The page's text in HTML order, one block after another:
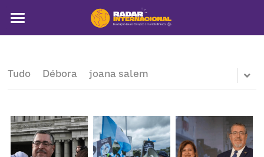
Colunistas
Notícias
Artigos
Tudo Débora joana salem